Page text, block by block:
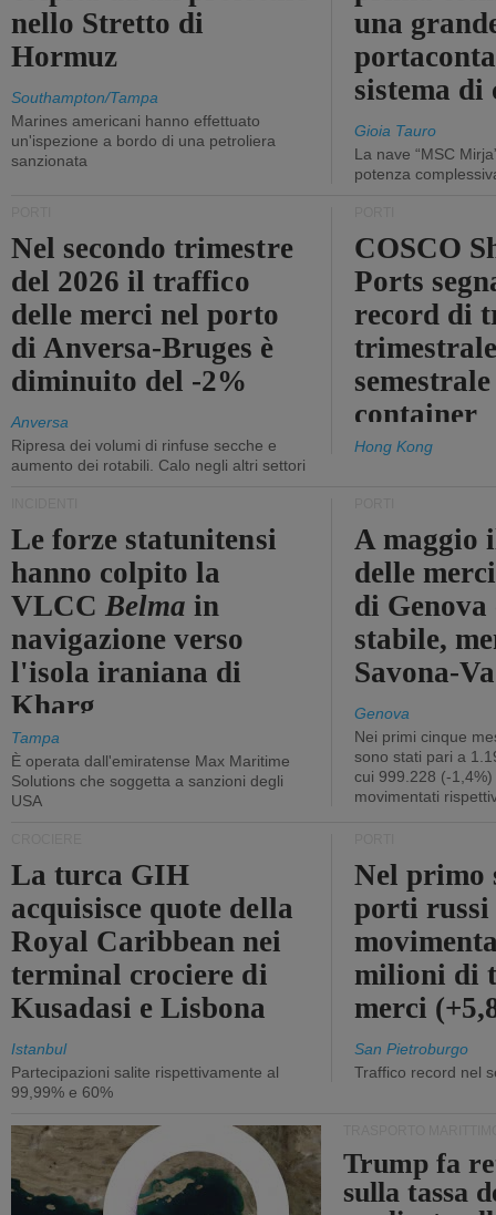
nello Stretto di
Hormuz
Southampton/Tampa
Marines americani hanno effettuato
un'ispezione a bordo di una petroliera
sanzionata
una
sistema
Gioia Tauro
La nave “MSC
potenza
Nel secondo trimestre
del 2026 il traffico
delle merci nel porto
di Anversa-Bruges è
diminuito del -2%
Anversa
Ripresa dei volumi di rinfuse secche e
aumento dei rotabili. Calo negli altri settori
COSCO
Ports
record di
container
Hong Kong
Le forze statunitensi
hanno colpito la
VLCCBelma in
navigazione verso
l'isola iraniana di
Kharg
Tampa
È operata dall'emiratense Max Maritime
Solutions che soggetta a sanzioni degli
USA
A maggio
delle
di
stabile,
Savona-
Genova
Nei primi cinque
sono stati pari a
cui 999.228 (-
movimentati
La turca GIH
acquisisce quote della
Royal Caribbean nei
terminal crociere di
Kusadasi e Lisbona
Istanbul
Partecipazioni salite rispettivamente al
99,99% e 60%
Nel primo
porti russi
milioni di
merci
San Pietroburgo
Traffico record nel
Trump fa
sulla tassa